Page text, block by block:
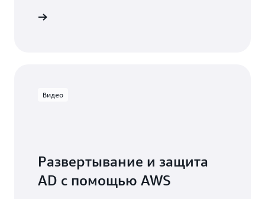
Видео
Развертывание и защита
AD с помощью AWS